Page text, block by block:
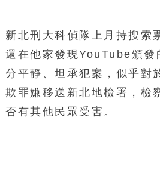
新北刑大科偵隊上月持搜索
還在他家發現YouTube頒
分平靜、坦承犯案，似乎對
欺罪嫌移送新北地檢署，檢
否有其他民眾受害。